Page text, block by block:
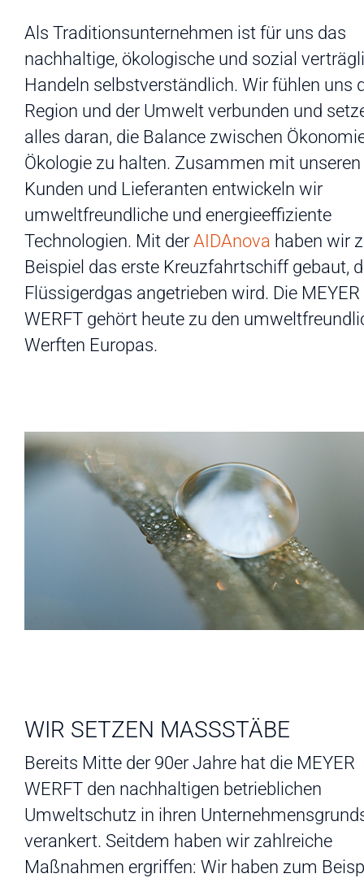
Als Traditionsunternehmen ist für uns das
nachhaltige, ökologische und sozial
Handeln selbstverständlich. Wir fühlen uns
Region und der Umwelt verbunden und
alles daran, die Balance zwischen
Ökologie zu halten. Zusammen mit unseren
Kunden und Lieferanten entwickeln wir
umweltfreundliche und energieeffiziente
Technologien. Mit der AIDAnova haben wir
Beispiel das erste Kreuzfahrtschiff gebaut,
Flüssigerdgas angetrieben wird. Die MEYER
WERFT gehört heute zu den
Werften Europas.
WIR SETZEN MASSSTÄBE
Bereits Mitte der 90er Jahre hat die MEYER
WERFT den nachhaltigen betrieblichen
Umweltschutz in ihren
verankert. Seitdem haben wir zahlreiche
Maßnahmen ergriffen: Wir haben zum